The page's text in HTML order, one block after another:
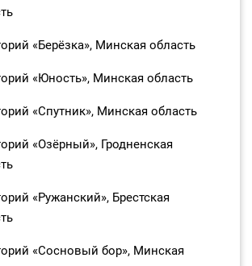
«Берёзка», Минская область
«Юность», Минская область
«Спутник», Минская область
«Озёрный», Гродненская
«Ружанский», Брестская
«Сосновый бор», Минская